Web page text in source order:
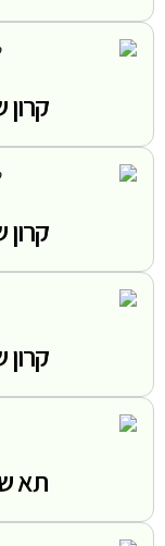
קרון
קרון
קרון
תא